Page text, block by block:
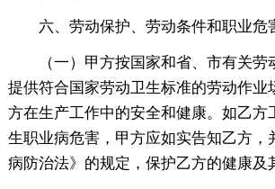
六、劳动保护、劳动条件和职业危
（一）甲方按国家和省、市有关
提供符合国家劳动卫生标准的劳动作业
方在生产工作中的安全和健康。如乙方
生职业病危害，甲方应如实告知乙方，
病防治法》的规定，保护乙方的健康及